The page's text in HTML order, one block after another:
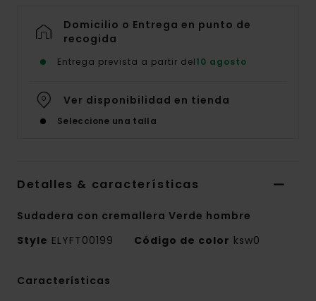
Domicilio o Entrega en punto de
recogida
Entrega prevista a partir del10 agosto
Ver disponibilidad en tienda
Seleccione una talla
Detalles & características
Sudadera con cremallera Verde hombre
Style ELYFT00199 Código de color ksw0
Características